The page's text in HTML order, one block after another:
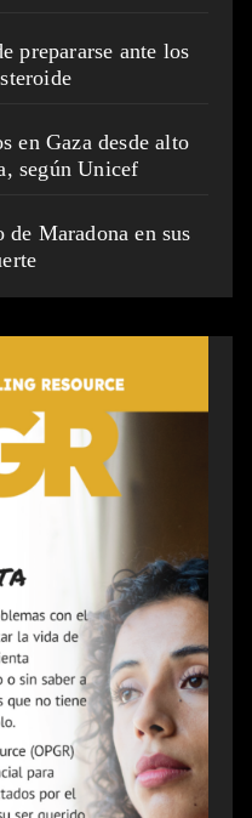
prepararse ante los
en Gaza desde alto
según Unicef
Maradona en sus